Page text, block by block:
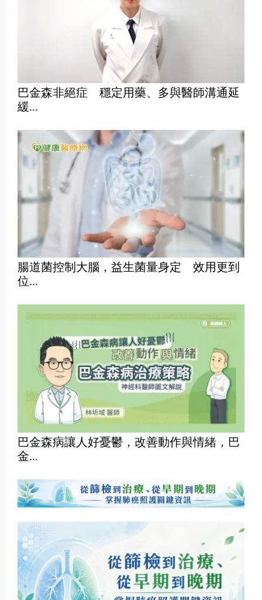
巴金森非絕症 穩定用藥、多與醫師溝通延
緩...
腸道菌控制大腦，益生菌量身定 效用更到
位...
巴金森病讓人好憂鬱，改善動作與情緒，巴
金...